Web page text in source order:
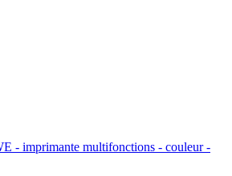
- imprimante multifonctions - couleur -